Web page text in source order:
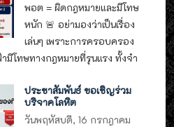
พอต = ผิดกฎหมายและมีโทษ
หนัก 🚨 อย่ามองว่าเป็นเรื่อง
เล่นๆ เพราะการครอบครอง
มีโทษทางกฎหมายที่รุนแรง ทั้งจำ
ประชาสัมพันธ์ ขอเชิญร่วม
บริจาคโลหิต
วันพฤหัสบดี, 16 กรกฎาคม